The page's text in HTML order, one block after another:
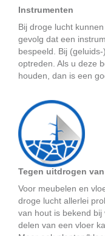
Instrumenten
Bij droge lucht
gevolg dat een
bespeeld. Bij
optreden. Als u deze
houden, dan is een
Tegen uitdrogen
Voor meubelen en
droge lucht allerlei
van hout is bekend
delen van een vloer